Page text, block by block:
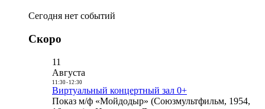
Сегодня нет событий
Скоро
11
Августа
11:30- 12:30
Виртуальный концертный зал 0+
Показ м/ф «Мойдодыр» (Союзмультфильм, 1954,